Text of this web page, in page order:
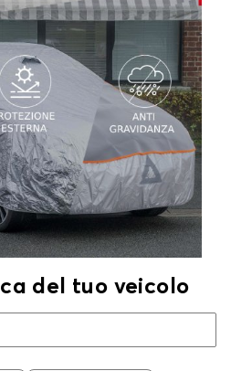
del tuo veicolo